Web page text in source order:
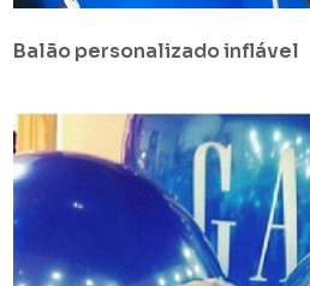
Balão personalizado inflável